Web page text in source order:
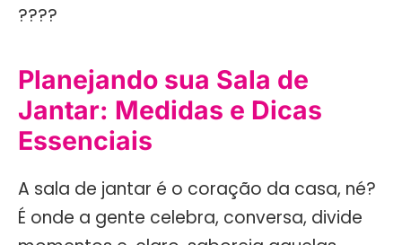
????
Planejando sua Sala de
Jantar: Medidas e Dicas
Essenciais
A sala de jantar é o coração da casa, né?
É onde a gente celebra, conversa, divide